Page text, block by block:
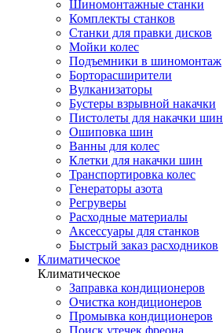
Шиномонтажные станки
Комплекты станков
Станки для правки дисков
Мойки колес
Подъемники в шиномонтаж
Борторасширители
Вулканизаторы
Бустеры взрывной накачки
Пистолеты для накачки шин
Ошиповка шин
Ванны для колес
Клетки для накачки шин
Транспортировка колес
Генераторы азота
Регруверы
Расходные материалы
Аксессуары для станков
Быстрый заказ расходников
Климатическое
Климатическое
Заправка кондиционеров
Очистка кондиционеров
Промывка кондиционеров
Поиск утечек фреона